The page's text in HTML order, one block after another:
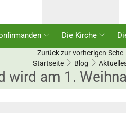
Die Kirche
Zurück zur vorherigen Seite
Startseite
Blog
wird am 1.